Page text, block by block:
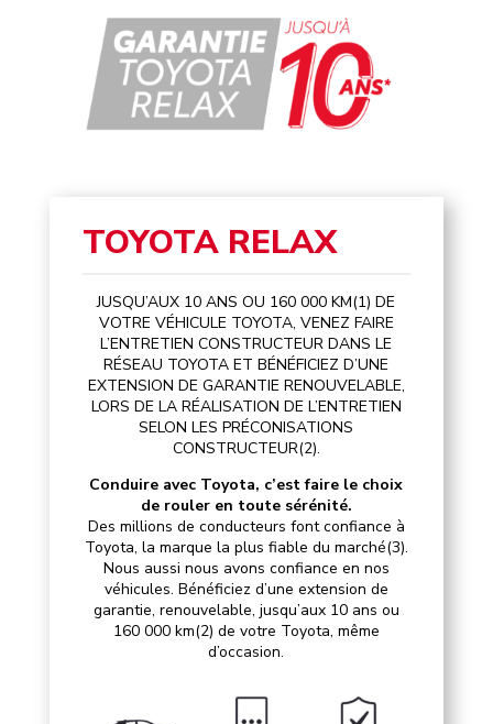
TOYOTA RELAX
JUSQU’AUX 10 ANS OU 160 000 KM(1) DE
VOTRE VÉHICULE TOYOTA, VENEZ FAIRE
L’ENTRETIEN CONSTRUCTEUR DANS LE
RÉSEAU TOYOTA ET BÉNÉFICIEZ D’UNE
EXTENSION DE GARANTIE RENOUVELABLE,
LORS DE LA RÉALISATION DE L’ENTRETIEN
SELON LES PRÉCONISATIONS
CONSTRUCTEUR(2).
Conduire avec Toyota, c’est faire le choix
de rouler en toute sérénité.
Des millions de conducteurs font confiance à
Toyota, la marque la plus fiable du marché(3).
Nous aussi nous avons confiance en nos
véhicules. Bénéficiez d’une extension de
garantie, renouvelable, jusqu’aux 10 ans ou
160 000 km(2) de votre Toyota, même
d’occasion.